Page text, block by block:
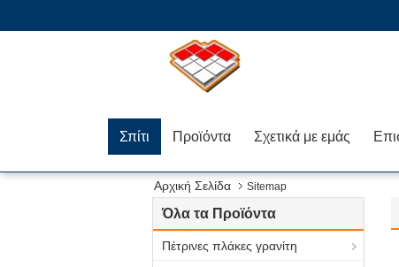
Σπίτι Προϊόντα Σχετικά με εμάς
Αρχική Σελίδα Sitemap
Όλα τα Προϊόντα
Πέτρινες πλάκες γρανίτη